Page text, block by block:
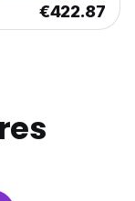
€422.87